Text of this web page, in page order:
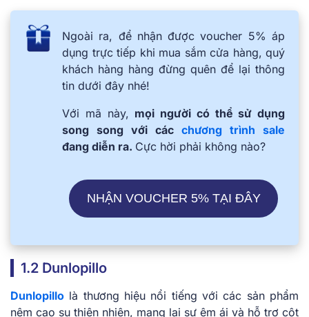
Ngoài ra, để nhận được voucher 5% áp
dụng trực tiếp khi mua sắm cửa hàng, quý
khách hàng hàng đừng quên để lại thông
tin dưới đây nhé!
Với mã này, mọi người có thể sử dụng
song song với các chương trình sale
đang diễn ra. Cực hời phải không nào?
NHẬN VOUCHER 5% TẠI ĐÂY
1.2 Dunlopillo
Dunlopillo là thương hiệu nổi tiếng với các sản phẩm
nệm cao su thiên nhiên, mang lại sự êm ái và hỗ trợ cột